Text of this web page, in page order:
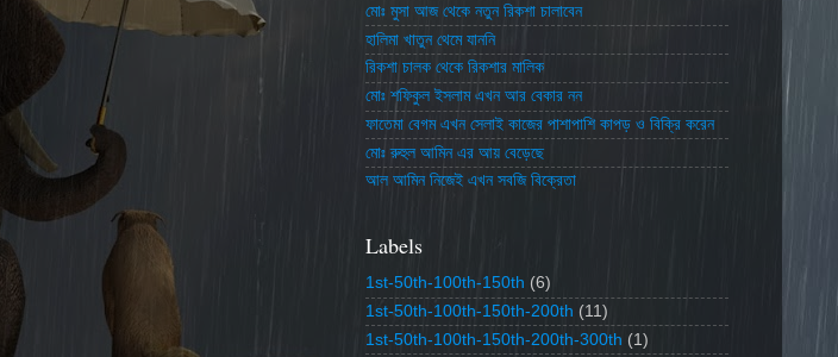
মোঃ মুসা আজ থেকে নতুন রিকশা চালাবেন
হালিমা খাতুন থেমে যাননি
রিকশা চালক থেকে রিকশার মালিক
মোঃ শফিকুল ইসলাম এখন আর বেকার নন
ফাতেমা বেগম এখন সেলাই কাজের পাশাপাশি কাপড় ও বিক্রি করেন
মোঃ রুহুল আমিন এর আয় বেড়েছে
আল আমিন নিজেই এখন সবজি বিক্রেতা
Labels
1st-50th-100th-150th (6)
1st-50th-100th-150th-200th (11)
1st-50th-100th-150th-200th-300th (1)